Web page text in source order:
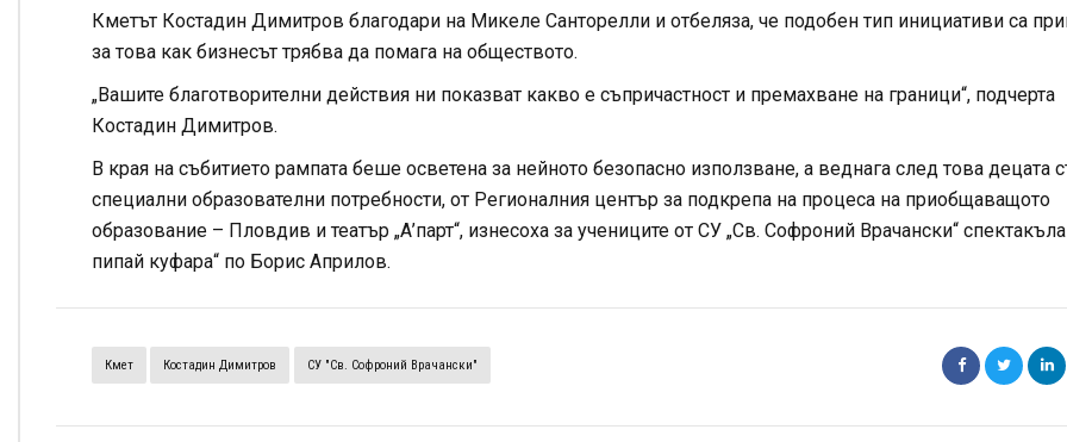
Кметът Костадин Димитров благодари на Микеле Санторелли и отбеляза, че подобен тип инициативи са
за това как бизнесът трябва да помага на обществото.
„Вашите благотворителни действия ни показват какво е съпричастност и премахване на граници“, подчерта
Костадин Димитров.
В края на събитието рампата беше осветена за нейното безопасно използване, а веднага след това децата
специални образователни потребности, от Регионалния център за подкрепа на процеса на приобщаващото
образование – Пловдив и театър „А’парт“, изнесоха за учениците от СУ „Св. Софроний Врачански“
пипай куфара“ по Борис Априлов.
Кмет Костадин Димитров СУ "Св. Софроний Врачански"